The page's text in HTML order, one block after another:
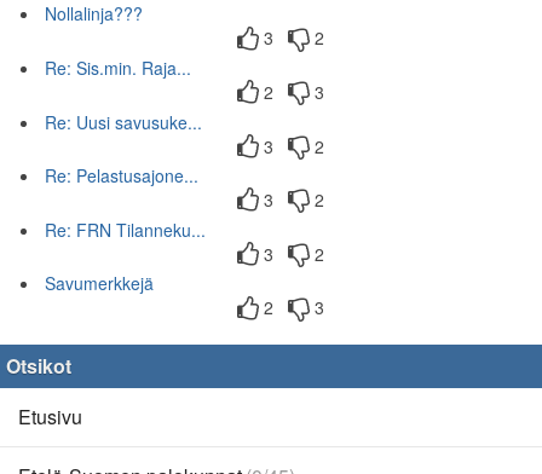
Nollalinja???
3
2
Re: Sis.min. Raja...
2
3
Re: Uusi savusuke...
3
2
Re: Pelastusajone...
3
2
Re: FRN Tilanneku...
3
2
Savumerkkejä
2
3
Otsikot
Etusivu